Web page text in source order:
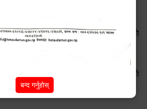
२०६४ बमोजिमको स्वतः प्रकाशन गरिएको
त्रैमासिक प्रतिवेदन
२०६४ बमोजिमको स्वतः प्रकाशन गरिएको
त्रैमासिक प्रतिवेदन
बन्द गर्नुहोस्